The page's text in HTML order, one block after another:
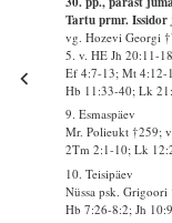
Tartu prmr.
vg. Hozevi Georgi
5. v. HE Jh 20:11-18
Ef 4:7-13; Mt 4:12-
Hb 11:33-40; Lk
9. Esmaspäev
Mr. Polieukt †259;
2Tm 2:1-10; Lk
10. Teisipäev
Nüssa psk.
Hb 7:26-8:2; Jh